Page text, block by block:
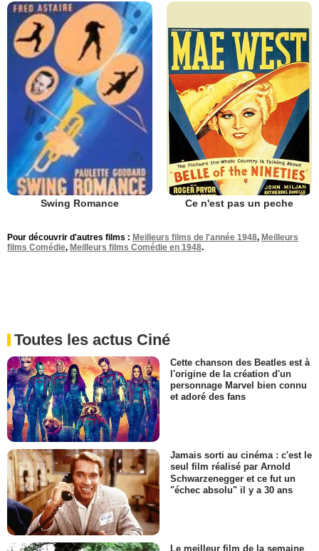
Swing Romance Ce n'est pas un peche
Pour découvrir d'autres films : Meilleurs films de l'année 1948, Meilleurs
films Comédie, Meilleurs films Comédie en 1948.
Toutes les actus Ciné
Cette chanson des Beatles est à
l'origine de la création d'un
personnage Marvel bien connu
et adoré des fans
Jamais sorti au cinéma : c'est le
seul film réalisé par Arnold
Schwarzenegger et ce fut un
"échec absolu" il y a 30 ans
Le meilleur film de la semaine